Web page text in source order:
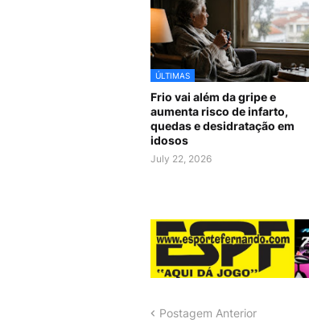
ÚLTIMAS
Frio vai além da gripe e
aumenta risco de infarto,
quedas e desidratação em
idosos
July 22, 2026
Postagem Anterior